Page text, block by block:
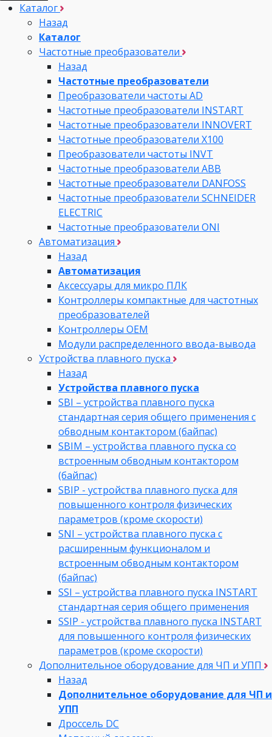
Каталог
Назад
Каталог
Частотные преобразователи
Назад
Частотные преобразователи
Преобразователи частоты AD
Частотные преобразователи INSTART
Частотные преобразователи INNOVERT
Частотные преобразователи Х100
Преобразователи частоты INVT
Частотные преобразователи ABB
Частотные преобразователи DANFOSS
Частотные преобразователи SCHNEIDER
ELECTRIC
Частотные преобразователи ONI
Автоматизация
Назад
Автоматизация
Аксессуары для микро ПЛК
Контроллеры компактные для частотных
преобразователей
Контроллеры ОЕМ
Модули распределенного ввода-вывода
Устройства плавного пуска
Назад
Устройства плавного пуска
SBI – устройства плавного пуска
стандартная серия общего применения с
обводным контактором (байпас)
SBIM – устройства плавного пуска со
встроенным обводным контактором
(байпас)
SBIP - устройства плавного пуска для
повышенного контроля физических
параметров (кроме скорости)
SNI – устройства плавного пуска с
расширенным функционалом и
встроенным обводным контактором
(байпас)
SSI – устройства плавного пуска INSTART
стандартная серия общего применения
SSIP - устройства плавного пуска INSTART
для повышенного контроля физических
параметров (кроме скорости)
Дополнительное оборудование для ЧП и УПП
Назад
Дополнительное оборудование для ЧП и
УПП
Дроссель DC